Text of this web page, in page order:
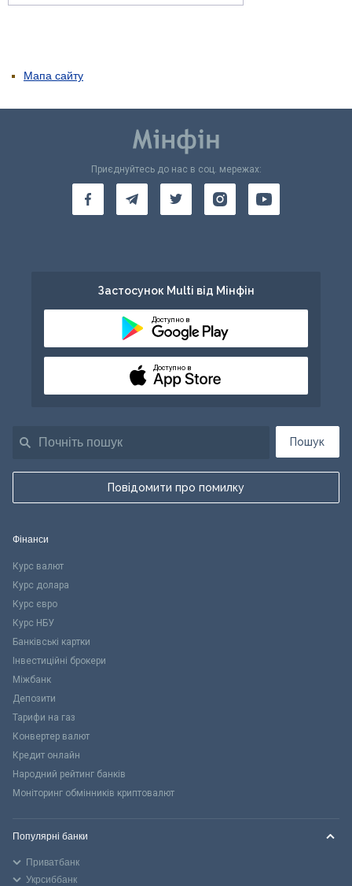
Мапа сайту
Пошук
Повідомити про помилку
Приєднуйтесь до нас в соц. мережах:
Застосунок Multi від Мінфін
Доступно в
Доступно в
Фінанси
Курс валют
Курс долара
Курс євро
Курс НБУ
Банківські картки
Інвестиційні брокери
Міжбанк
Депозити
Тарифи на газ
Конвертер валют
Кредит онлайн
Народний рейтинг банків
Моніторинг обмінників криптовалют
Популярні банки
Приватбанк
Укрсиббанк